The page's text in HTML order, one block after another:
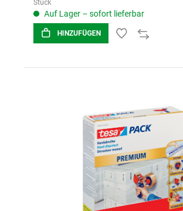
Stück
Auf Lager – sofort lieferbar
HINZUFÜGEN